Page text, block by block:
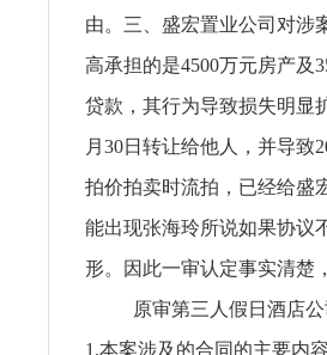
由。三、盛宏置业公司对涉
高承担的是4500万元房产及
贷款，其行为导致损失明显
月30日转让给他人，并导致
拍价拍卖时流拍，已经给盛
能出现张海玲所说如果协议
形。因此一审认定事实清楚
原审第三人假日酒店
1.本案涉及的合同的主要内